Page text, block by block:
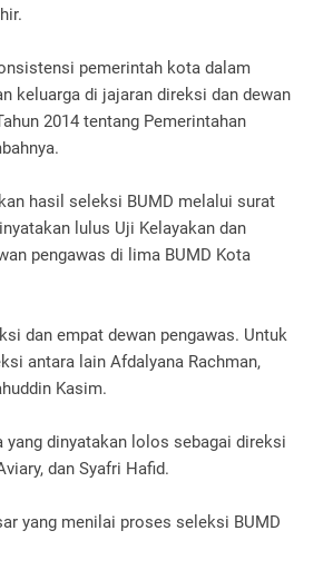
pemerintah kota dalam
keluarga di jajaran direksi dan dewan
2014 tentang Pemerintahan
hasil seleksi BUMD melalui surat
lulus Uji Kelayakan dan
pengawas di lima BUMD Kota
dan empat dewan pengawas. Untuk
antara lain Afdalyana Rachman,
Kasim.
yang dinyatakan lolos sebagai direksi
dan Syafri Hafid.
yang menilai proses seleksi BUMD